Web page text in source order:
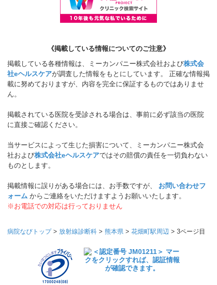
《掲載している情報についてのご注意》
掲載している各種情報は、ミーカンパニー株式会社および株式会
社eヘルスケアが調査した情報をもとにしています。 正確な情報掲
載に努めておりますが、内容を完全に保証するものではありませ
ん。
掲載されている医院を受診される場合は、事前に必ず該当の医院
に直接ご確認ください。
当サービスによって生じた損害について、ミーカンパニー株式会
社および株式会社eヘルスケアではその賠償の責任を一切負わない
ものとします。
掲載情報に誤りがある場合には、お手数ですが、 お問い合わせフ
ォーム からご連絡をいただけますようお願いいたします。
※お電話での対応は行っておりません
病院なびトップ> 放射線診断科 > 熊本県 > 花畑町駅周辺 > 3ページ目